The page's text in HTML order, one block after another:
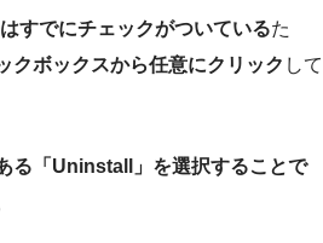
すでにチェックがついているた
クボックスから任意にクリック して
る「Uninstall」を選択することで